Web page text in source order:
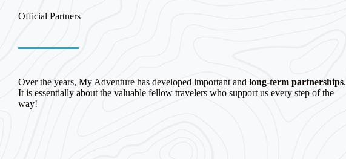
Official Partners
Over the years, My Adventure has developed important and long-term partnerships.
It is essentially about the valuable fellow travelers who support us every step of the
way!